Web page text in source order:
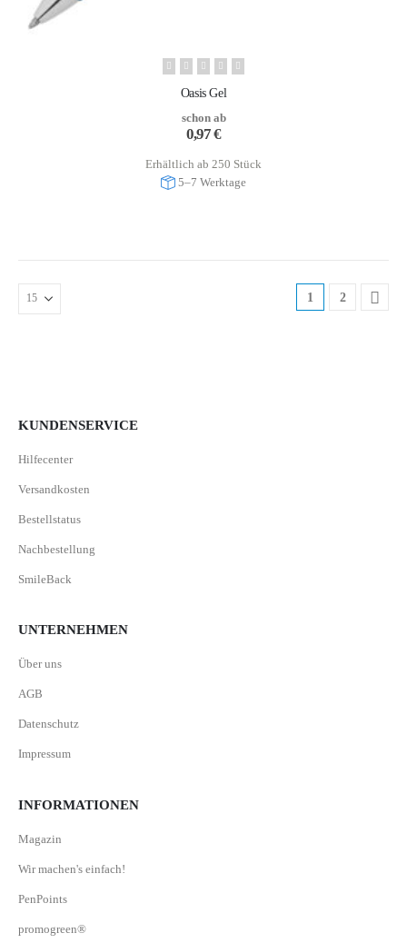
Oasis Gel
schon ab
0,97€
Erhältlich ab 250 Stück
5–7 Werktage
1 2
KUNDENSERVICE
Hilfecenter
Versandkosten
Bestellstatus
Nachbestellung
SmileBack
UNTERNEHMEN
Über uns
AGB
Datenschutz
Impressum
INFORMATIONEN
Magazin
Wir machen's einfach!
PenPoints
promogreen®